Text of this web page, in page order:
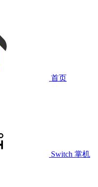
首页
Switch 掌机